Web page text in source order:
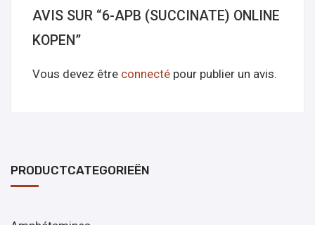
AVIS SUR “6-APB (SUCCINATE) ONLINE
KOPEN”
Vous devez être connecté pour publier un avis.
PRODUCTCATEGORIEËN